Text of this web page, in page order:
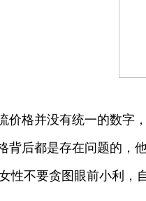
格并没有统一的数字
背后都是存在问题的，
性不要贪图眼前小利，